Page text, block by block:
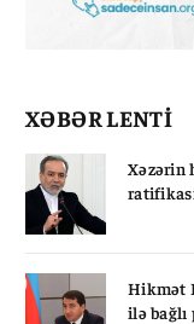
XƏBƏR LENTİ
Xəzərin
Hikmət
ilə bağlı